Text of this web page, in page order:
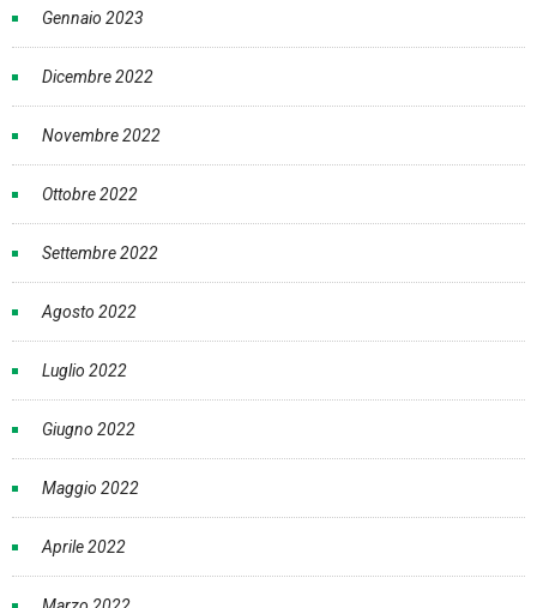
Gennaio 2023
Dicembre 2022
Novembre 2022
Ottobre 2022
Settembre 2022
Agosto 2022
Luglio 2022
Giugno 2022
Maggio 2022
Aprile 2022